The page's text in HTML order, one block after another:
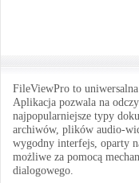
FileViewPro to
Aplikacja pozwala na
najpopularniejsze typy
archiwów, plików audio-
wygodny interfejs, oparty
możliwe za pomocą
dialogowego.